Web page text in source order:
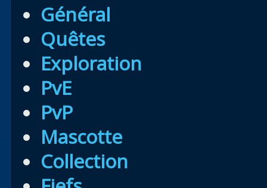
Général
Quêtes
Exploration
PvE
PvP
Mascotte
Collection